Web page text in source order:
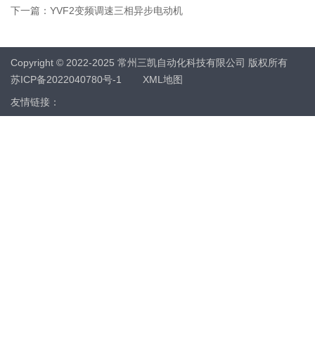
下一篇： YVF2变频调速三相异步电动机
Copyright © 2022-2025 常州三凯自动化科技有限公司 版权所有
苏ICP备2022040780号-1
XML地图
友情链接：